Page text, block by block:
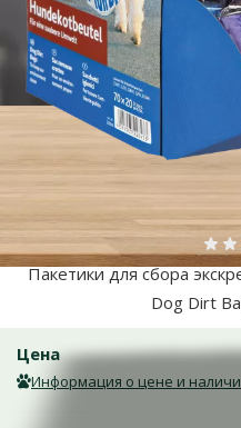
Пакетики для сбора
Dog Dirt
Цена
Информация о цене и